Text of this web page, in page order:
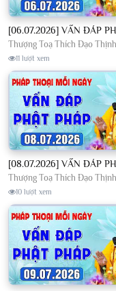
Thượng Toạ Thích Đạo Thịnh
11 lượt xem
Thượng Toạ Thích Đạo Thịnh
10 lượt xem